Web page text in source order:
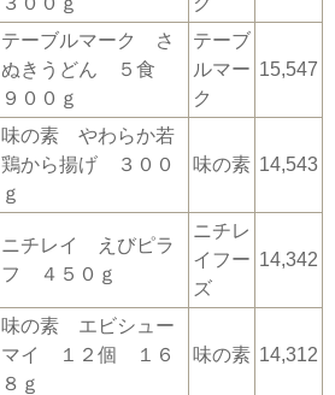
テーブルマーク さ
ぬきうどん ５食
９００ｇ
テーブ
ルマー
ク
15,547
味の素 やわらか若
鶏から揚げ ３００
ｇ
味の素 14,543
ニチレイ えびピラ
フ ４５０ｇ
ニチレ
イフー
ズ
14,342
味の素 エビシュー
マイ １２個 １６
８ｇ
味の素 14,312